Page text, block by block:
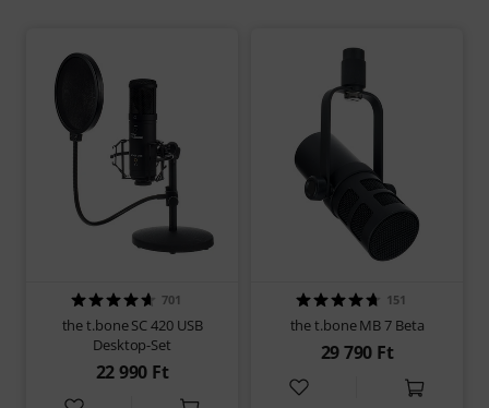
701
the t.bone SC 420 USB
Desktop-Set
22 990 Ft
151
the t.bone MB 7 Beta
29 790 Ft